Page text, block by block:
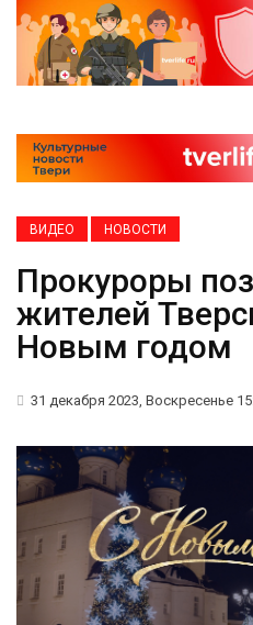
ВИДЕО НОВОСТИ
Прокуроры
жителей
Новым годом
31 декабря 2023, Воскресенье